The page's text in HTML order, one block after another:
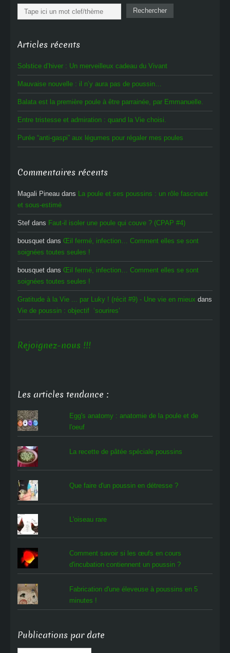
Rechercher Rechercher
Articles récents
Solstice d’hiver : Un merveilleux cadeau du Vivant
Mauvaise nouvelle : il n’y aura pas de poussin…
Balata est la première poule à être parrainée, par Emmanuelle.
Entre tristesse et admiration : quand la Vie choisi.
Purée “anti-gaspi” aux légumes pour régaler mes poules
Commentaires récents
Magali Pineau dans La poule et ses poussins : un rôle fascinant
et sous-estimé
Stef dans Faut-il isoler une poule qui couve ? (CPAP #4)
bousquet dans Œil fermé, infection… Comment elles se sont
soignées toutes seules !
bousquet dans Œil fermé, infection… Comment elles se sont
soignées toutes seules !
Gratitude à la Vie ... par Luky ! (récit #9) - Une vie en mieux dans
Vie de poussin : objectif ‘sourires’
Rejoignez-nous !!!
Les articles tendance :
Egg's anatomy : anatomie de la poule et de
l'oeuf
La recette de pâtée spéciale poussins
Que faire d'un poussin en détresse ?
L'oiseau rare
Comment savoir si les œufs en cours
d'incubation contiennent un poussin ?
Fabrication d'une éleveuse à poussins en 5
minutes !
Publications par date